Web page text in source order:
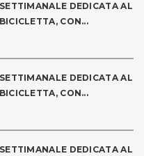
DEDICATA AL
CON...
DEDICATA AL
CON...
DEDICATA AL